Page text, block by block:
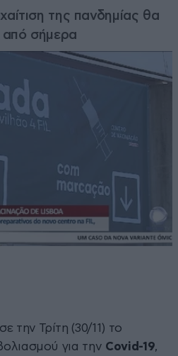
της πανδημίας θα
σήμερα
την Τρίτη (30/11) το
για την Covid-19,